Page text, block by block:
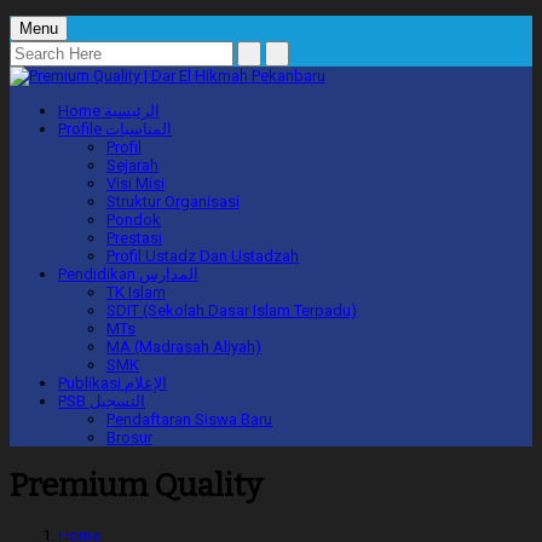
Menu
Home الرئيسية
Profile المناسبات
Profil
Sejarah
Visi Misi
Struktur Organisasi
Pondok
Prestasi
Profil Ustadz Dan Ustadzah
Pendidikan المدارس
TK Islam
SDIT (Sekolah Dasar Islam Terpadu)
MTs
MA (Madrasah Aliyah)
SMK
Publikasi الإعلام
PSB التسجيل
Pendaftaran Siswa Baru
Brosur
Premium Quality
Home